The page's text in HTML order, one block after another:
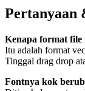
Pertanyaan
Kenapa format file
Itu adalah format
Tinggal drag drop
Fontnya kok